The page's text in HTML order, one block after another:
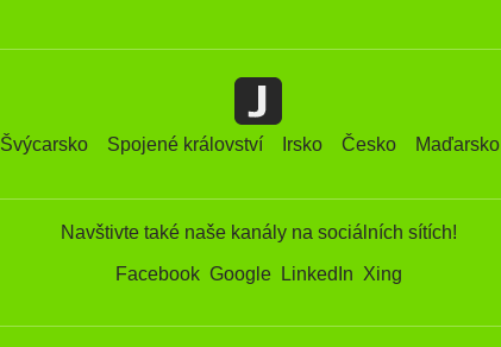
Švýcarsko Spojené království Irsko Česko Maďarsko
Navštivte také naše kanály na sociálních sítích!
Facebook Google LinkedIn Xing